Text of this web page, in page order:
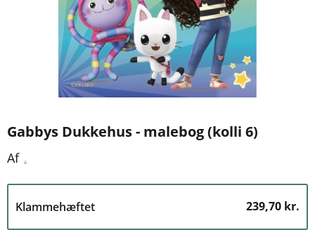
Gabbys Dukkehus - malebog (kolli 6)
Af .
Klammehæftet 239,70 kr.